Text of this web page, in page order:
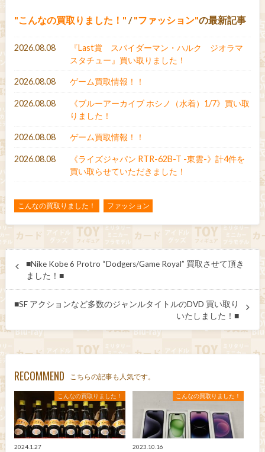
こんなの買取りました！ / ファッション の最新記事
2026.08.08
『Last賞 スパイダーマン・ハルク ジオラマ
スタチュー』買い取りました！
2026.08.08 ゲーム買取情報！！
2026.08.08
《ブルーアーカイブ ホシノ（水着）1/7》買い取
りました！
2026.08.08 ゲーム買取情報！！
2026.08.08
《ライズジャパン RTR-62B-T -東雲-》計4件を
買い取らせていただきました！
こんなの買取りました！ ファッション
■Nike Kobe 6 Protro “Dodgers/Game Royal” 買取させて頂き
ました！■
■SF アクションなど多数のジャンルタイトルのDVD 買い取り
いたしました！■
RECOMMEND こちらの記事も人気です。
こんなの買取りました！
2024.1.27
こんなの買取りました！
2023.10.16